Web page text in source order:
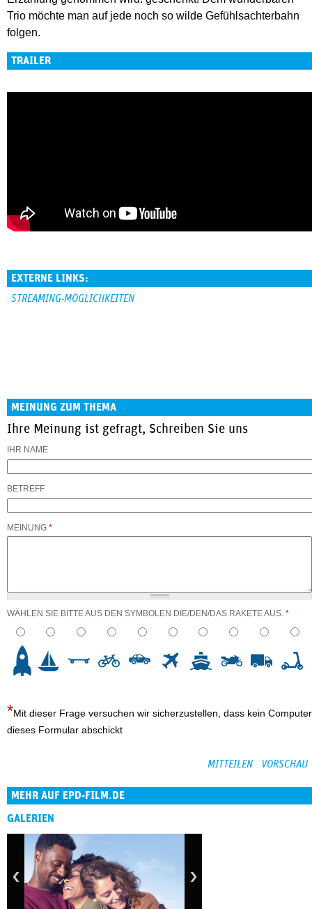
Trio möchte man auf jede noch so wilde Gefühlsachterbahn
folgen.
TRAILER
EXTERNE LINKS:
STREAMING-MÖGLICHKEITEN
MEINUNG ZUM THEMA
Ihre Meinung ist gefragt, Schreiben Sie uns
IHR NAME
BETREFF
MEINUNG *
WÄHLEN SIE BITTE AUS DEN SYMBOLEN DIE/DEN/DAS RAKETE AUS. *
Mit dieser Frage versuchen wir sicherzustellen, dass kein Computer
dieses Formular abschickt
MEHR AUF EPD-FILM.DE
GALERIEN